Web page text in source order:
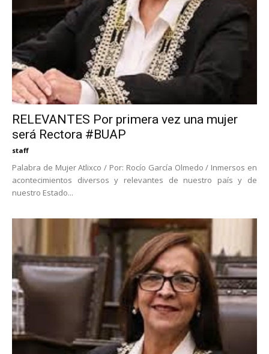
RELEVANTES Por primera vez una mujer
será Rectora #BUAP
staff
Palabra de Mujer Atlixco / Por: Rocío García Olmedo / Inmersos en
acontecimientos diversos y relevantes de nuestro país y de
nuestro Estado...